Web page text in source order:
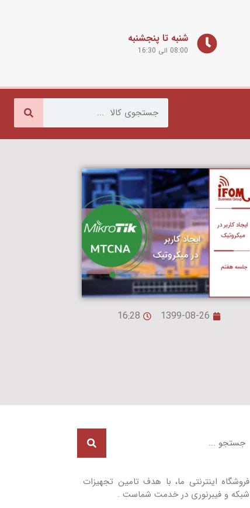
شنبه تا پنجشنبه
08:00 الی 16:30
1399-08-26
16:28
فروشگاه اینترنتی ما، با هدف تامین تجهیزات
شبکه و فیبرنوری در خدمت شماست .